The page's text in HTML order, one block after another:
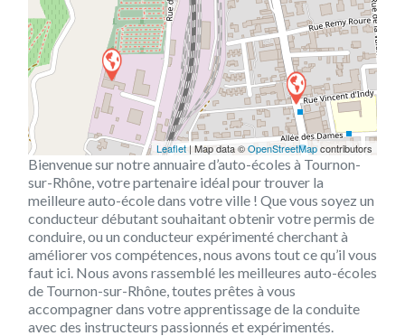
Leaflet| Map data ©OpenStreetMapcontributors
Bienvenue sur notre annuaire d’auto-écoles à Tournon-
sur-Rhône, votre partenaire idéal pour trouver la
meilleure auto-école dans votre ville ! Que vous soyez un
conducteur débutant souhaitant obtenir votre permis de
conduire, ou un conducteur expérimenté cherchant à
améliorer vos compétences, nous avons tout ce qu’il vous
faut ici. Nous avons rassemblé les meilleures auto-écoles
de Tournon-sur-Rhône, toutes prêtes à vous
accompagner dans votre apprentissage de la conduite
avec des instructeurs passionnés et expérimentés.